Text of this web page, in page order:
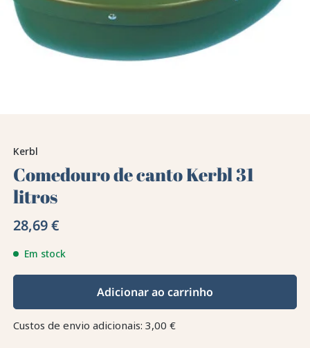
Kerbl
Comedouro de canto Kerbl 31
litros
28,69 €
Em stock
Adicionar ao carrinho
Custos de envio adicionais: 3,00 €